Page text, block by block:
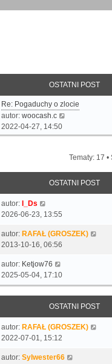
OSTATNI POST
Re: Pogaduchy o zlocie
autor: woocash.c
ś
t
n
o
s
2022-04-27, 14:50
Tematy: 17
OSTATNI POST
autor:
I_Ds
2026-06-23, 13:55
autor: RAFAŁ (GROSZEK)
2013-10-16, 06:56
autor: Ketjow76
2025-05-04, 17:10
OSTATNI POST
autor: RAFAŁ (GROSZEK)
2022-07-01, 15:12
autor: Sylwester66